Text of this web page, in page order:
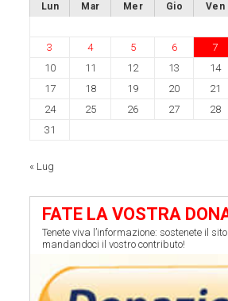
Lun Mar Mer Gio Ven
3
4 5 6 7
10
11 12 13 14
17
18 19 20 21
24
25 26 27 28
31
« Lug
FATE LA VOSTRA
Tenete viva l’informazione: sostenete il
mandandoci il vostro contributo!